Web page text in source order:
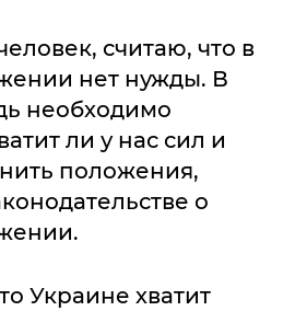
считаю, что в
нет нужды. В
необходимо
ли у нас сил и
положения,
о
Украине хватит